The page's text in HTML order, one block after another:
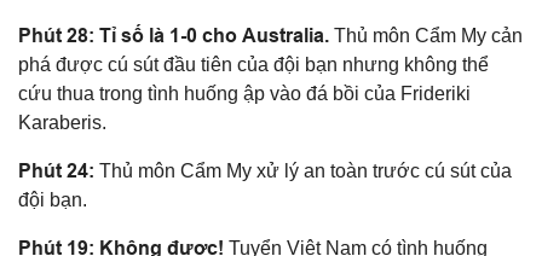
Phút 28: Tỉ số là 1-0 cho Australia. Thủ môn Cẩm My cản
phá được cú sút đầu tiên của đội bạn nhưng không thể
cứu thua trong tình huống ập vào đá bồi của Frideriki
Karaberis.
Phút 24: Thủ môn Cẩm My xử lý an toàn trước cú sút của
đội bạn.
Phút 19: Không được! Tuyển Việt Nam có tình huống